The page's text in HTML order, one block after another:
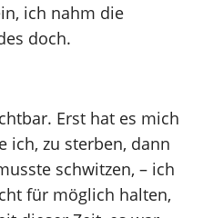
ich nahm die
doch.
Erst hat es mich
ich, zu sterben, dann
schwitzen, – ich
für möglich halten,